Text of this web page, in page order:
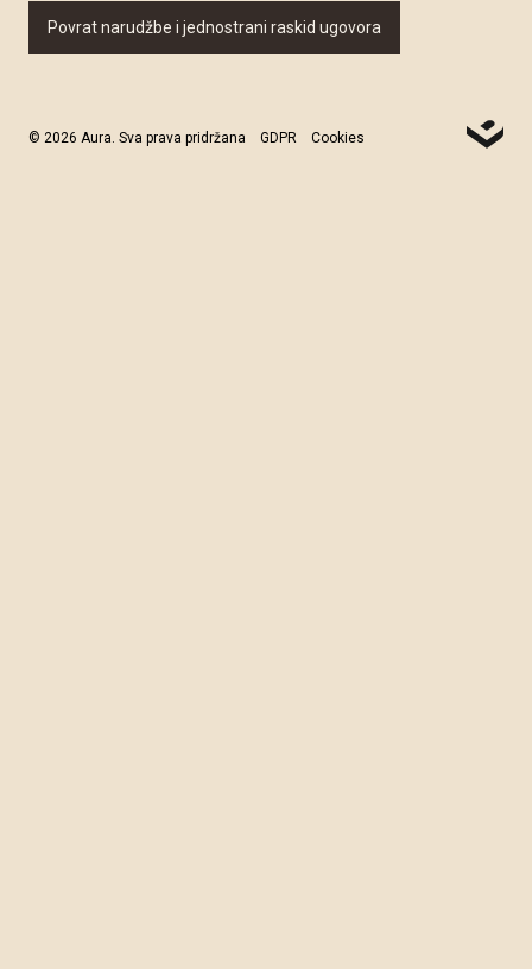
Povrat narudžbe i jednostrani raskid ugovora
© 2026 Aura. Sva prava pridržana GDPR Cookies